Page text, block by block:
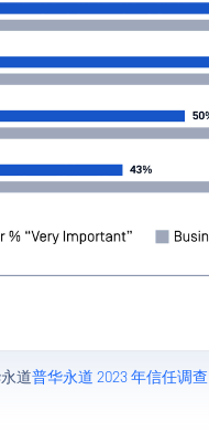
道普华永道 2023 年信任调查